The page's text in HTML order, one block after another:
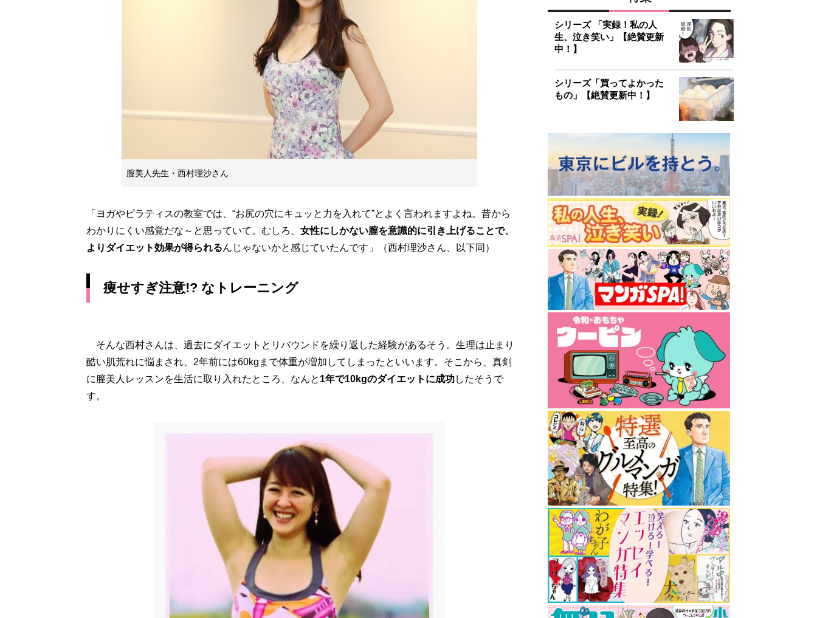
膣美人先生・西村理沙さん
「ヨガやピラティスの教室では、“お尻の穴にキュッと力を入れて”とよく言われますよね。昔から
わかりにくい感覚だな～と思っていて。むしろ、 女性にしかない膣を意識的に引き上げることで、
よりダイエット効果が得られるんじゃないかと感じていたんです」（西村理沙さん、以下同）
痩せすぎ注意!? なトレーニング
そんな西村さんは、過去にダイエットとリバウンドを繰り返した経験があるそう。生理は止まり
酷い肌荒れに悩まされ、2年前には60kgまで体重が増加してしまったといいます。そこから、真剣
に膣美人レッスンを生活に取り入れたところ、なんと 1年で10kgのダイエットに成功したそうで
す。
シリーズ 「実録！私の人
生、泣き笑い」【絶賛更新
中！】
シリーズ「買ってよかった
もの」【絶賛更新中！】